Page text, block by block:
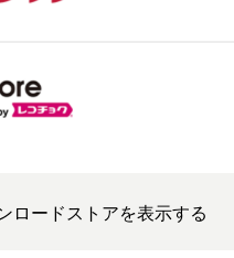
ロードストアを表示する